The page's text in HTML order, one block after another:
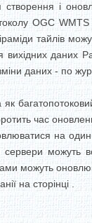
і
OGC WMTS
тайлів
вихідних
даних - по
час
на один
можуть
можуть
на сторінці .